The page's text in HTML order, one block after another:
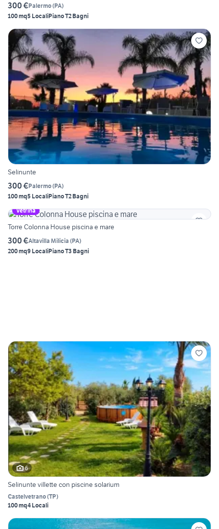
300 €Palermo(PA)
100 mq5 LocaliPiano T2 Bagni
Selinunte
300 €Palermo(PA)
100 mq5 LocaliPiano T2 Bagni
Vetrina
Torre Colonna House piscina e mare
300 €Altavilla Milicia (PA)
200 mq9 LocaliPiano T3 Bagni
6
Selinunte villette con piscine solarium
Castelvetrano(TP)
100 mq4 Locali